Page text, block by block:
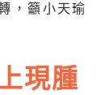
，籲小天瑜
現腫